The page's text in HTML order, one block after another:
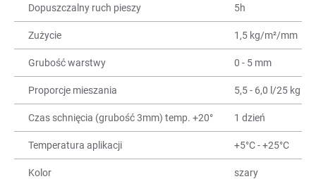
Dopuszczalny ruch pieszy 5h
Zużycie 1,5 kg/m²/mm
Grubość warstwy 0 - 5 mm
Proporcje mieszania 5,5 - 6,0 l/25 kg
Czas schnięcia (grubość 3mm) temp. +20° 1 dzień
Temperatura aplikacji +5°C - +25°C
Kolor szary